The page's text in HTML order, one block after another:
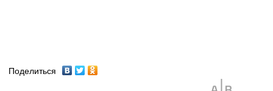
Поделиться